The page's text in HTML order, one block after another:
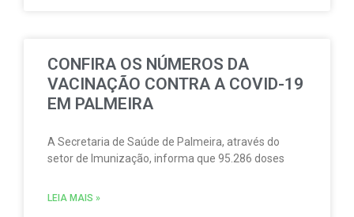
CONFIRA OS NÚMEROS DA
VACINAÇÃO CONTRA A COVID-19
EM PALMEIRA
A Secretaria de Saúde de Palmeira, através do
setor de Imunização, informa que 95.286 doses
LEIA MAIS »